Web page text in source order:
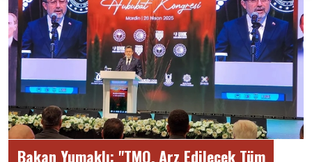
Bakan Yumaklı: "TMO, Arz Edilecek Tüm